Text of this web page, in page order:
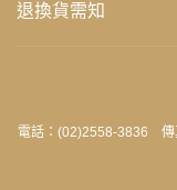
退換貨需知
電話：(02)2558-3836